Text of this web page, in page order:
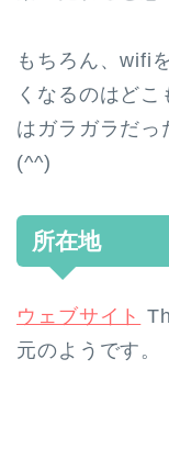
もちろん、wifi
くなるのはど
はガラガラだっ
(^^)
所在地
ウェブサイト
元のようです。